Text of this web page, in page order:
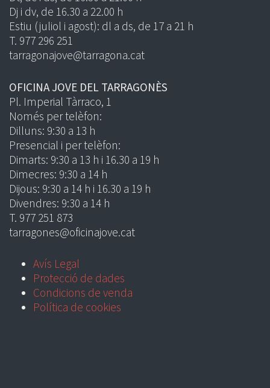
Dj i dv, de 16.30 a 22.00 h
Estiu (juliol i agost): dl a ds, de 17 a 21 h
T. 977 296 251
tarragonajove@tarragona.cat
OFICINA JOVE DEL TARRAGONÈS
Pl. Imperial Tàrraco, 1
Només per telèfon:
Dilluns: 9:30 a 13 h
Presencial i per telèfon:
Dimarts: 9:30 a 13 h i 16.30 a 19 h
Dimecres: 9:30 a 14 h
Dijous: 9:30 a 14 h i 16.30 a 19 h
Divendres: 9:30 a 14 h
T. 977 251 873
tarragones@oficinajove.cat
Avís Legal
Protecció de dades
Condicions de venda
Política de cookies